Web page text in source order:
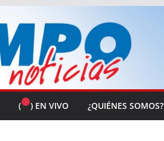
( ) EN VIVO ¿QUIÉNES SOMOS?